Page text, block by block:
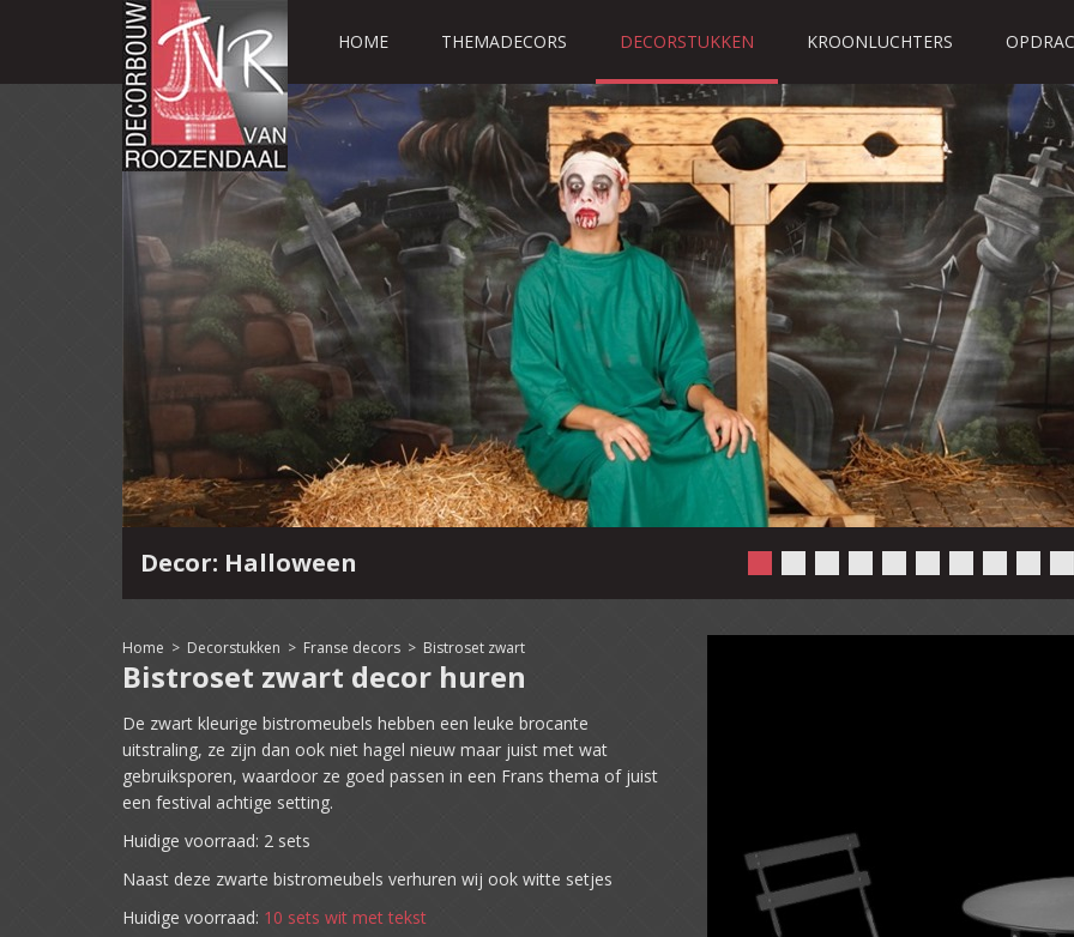
HOME THEMADECORS DECORSTUKKEN KROONLUCHTERS
Decor: Halloween
Home > Decorstukken > Franse decors > Bistroset zwart
Bistroset zwart decor huren
De zwart kleurige bistromeubels hebben een leuke brocante
uitstraling, ze zijn dan ook niet hagel nieuw maar juist met wat
gebruiksporen, waardoor ze goed passen in een Frans thema of juist
een festival achtige setting.
Huidige voorraad: 2 sets
Naast deze zwarte bistromeubels verhuren wij ook witte setjes
Huidige voorraad: 10 sets wit met tekst